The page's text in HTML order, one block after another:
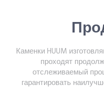
Каменки HUUM
проходят
отслеживаемый
гарантировать